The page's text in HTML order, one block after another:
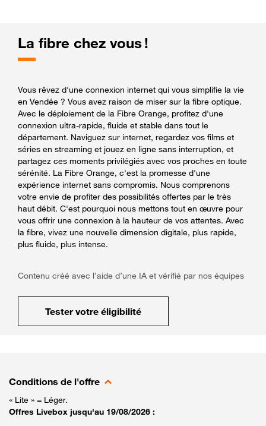
La fibre chez vous !
Vous rêvez d'une connexion internet qui vous simplifie la vie
en Vendée ? Vous avez raison de miser sur la fibre optique.
Avec le déploiement de la Fibre Orange, profitez d'une
connexion ultra-rapide, fluide et stable dans tout le
département. Naviguez sur internet, regardez vos films et
séries en streaming et jouez en ligne sans interruption, et
partagez ces moments privilégiés avec vos proches en toute
sérénité. La Fibre Orange, c'est la promesse d'une
expérience internet sans compromis. Nous comprenons
votre envie de profiter des possibilités offertes par le très
haut débit. C'est pourquoi nous mettons tout en œuvre pour
vous offrir une connexion à la hauteur de vos attentes. Avec
la fibre, vivez une nouvelle dimension digitale, plus rapide,
plus fluide, plus intense.
Contenu créé avec l’aide d’une IA et vérifié par nos équipes
Tester votre éligibilité
Conditions de l'offre
« Lite » = Léger.
Offres Livebox jusqu'au 19/08/2026 :